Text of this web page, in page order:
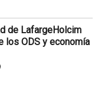
de LafargeHolcim
los ODS y economía